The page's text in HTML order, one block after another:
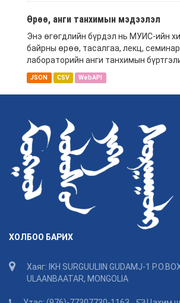
Өрөө, анги танхимын мэдээлэл
Энэ өгөгдлийн бүрдэл нь МУИС-ийн
байрны өрөө, тасалгаа, лекц,
лабораторийн анги танхимын
JSON CSV WebAPI
ХОЛБОО БАРИХ
Хаяг: IKH SURGUULIIN GUDAMJ-1
ULAANBAATAR, MONGOLIA